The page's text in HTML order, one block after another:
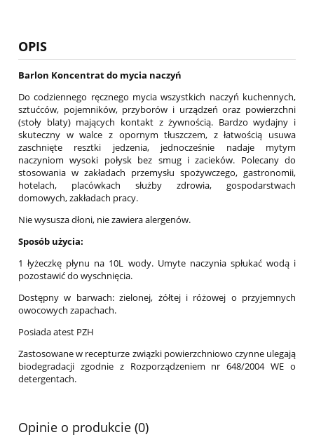
OPIS
Barlon Koncentrat do mycia naczyń
Do codziennego ręcznego mycia wszystkich naczyń kuchennych,
sztućców, pojemników, przyborów i urządzeń oraz powierzchni
(stoły blaty) mających kontakt z żywnością. Bardzo wydajny i
skuteczny w walce z opornym tłuszczem, z łatwością usuwa
zaschnięte resztki jedzenia, jednocześnie nadaje mytym
naczyniom wysoki połysk bez smug i zacieków. Polecany do
stosowania w zakładach przemysłu spożywczego, gastronomii,
hotelach, placówkach służby zdrowia, gospodarstwach
domowych, zakładach pracy.
Nie wysusza dłoni, nie zawiera alergenów.
Sposób użycia:
1 łyżeczkę płynu na 10L wody. Umyte naczynia spłukać wodą i
pozostawić do wyschnięcia.
Dostępny w barwach: zielonej, żółtej i różowej o przyjemnych
owocowych zapachach.
Posiada atest PZH
Zastosowane w recepturze związki powierzchniowo czynne ulegają
biodegradacji zgodnie z Rozporządzeniem nr 648/2004 WE o
detergentach.
Opinie o produkcie (0)